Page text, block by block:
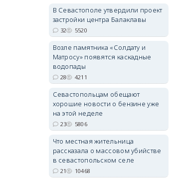
В Севастополе утвердили проект
застройки центра Балаклавы
32 5520
Возле памятника «Солдату и
Матросу» появятся каскадные
водопады
28 4211
Севастопольцам обещают
хорошие новости о бензине уже
на этой неделе
23 5806
Что местная жительница
рассказала о массовом убийстве
в севастопольском селе
21 10468